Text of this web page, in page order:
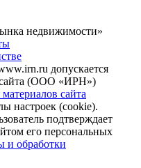
недвижимости»
допускается
сайта (ООО «ИРН»)
сайта
настроек (cookie).
подтверждает
его персональных
и обработки